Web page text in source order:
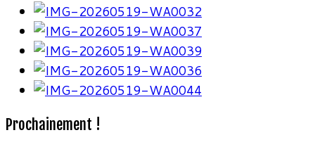
Prochainement !